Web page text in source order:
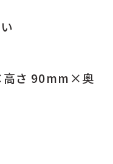
高さ 90mm×奥